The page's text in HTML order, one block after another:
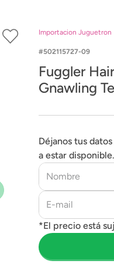
Importacion Juguetron
502115727-09
Fuggler
Gnawling
Déjanos tus
a estar disponible.